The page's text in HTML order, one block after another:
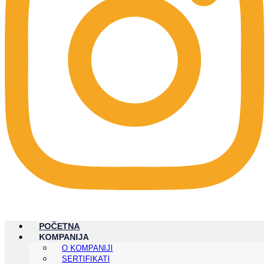
POČETNA
KOMPANIJA
O KOMPANIJI
SERTIFIKATI